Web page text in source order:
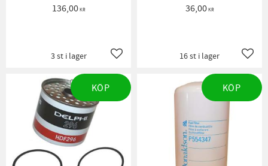
136,00KR
Lägg till i favoriter
3 st i lager
36,00KR
16 st i lager
KÖP KÖP